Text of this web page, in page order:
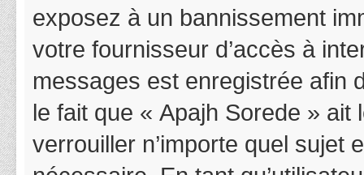
exposez à un bannissement
votre fournisseur d’accès à
messages est enregistrée afin
le fait que « Apajh Sorede »
verrouiller n’importe quel sujet